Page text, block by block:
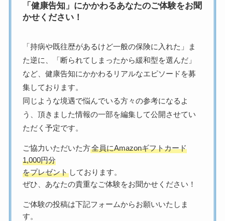
「健康告知」にかかわるあなたのご体験をお聞
かせください！
「持病や既往歴があるけど一般の保険に入れた」ま
た逆に、「断られてしまったから緩和型を選んだ」
など、健康告知にかかわるリアルなエピソードを募
集しております。
同じような境遇で悩んでいる方々の参考になるよ
う、頂きました情報の一部を編集して公開させてい
ただく予定です。
ご協力いただいた方全員にAmazonギフトカード
1,000円分
をプレゼントしております。
ぜひ、あなたの貴重なご体験をお聞かせください！
ご体験の投稿は下記フォームからお願いいたしま
す。